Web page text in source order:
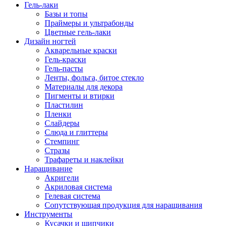
Гель-лаки
Базы и топы
Праймеры и ультрабонды
Цветные гель-лаки
Дизайн ногтей
Акварельные краски
Гель-краски
Гель-пасты
Ленты, фольга, битое стекло
Материалы для декора
Пигменты и втирки
Пластилин
Пленки
Слайдеры
Слюда и глиттеры
Стемпинг
Стразы
Трафареты и наклейки
Наращивание
Акригели
Акриловая система
Гелевая система
Сопутствующая продукция для наращивания
Инструменты
Кусачки и щипчики